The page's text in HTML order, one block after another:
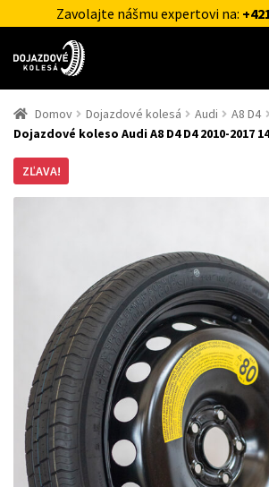
Zavolajte nášmu expertovi na:
Domov Dojazdové kolesá Audi A8 D4
Dojazdové koleso Audi A8 D4 D4 2010-2017
ZĽAVA!